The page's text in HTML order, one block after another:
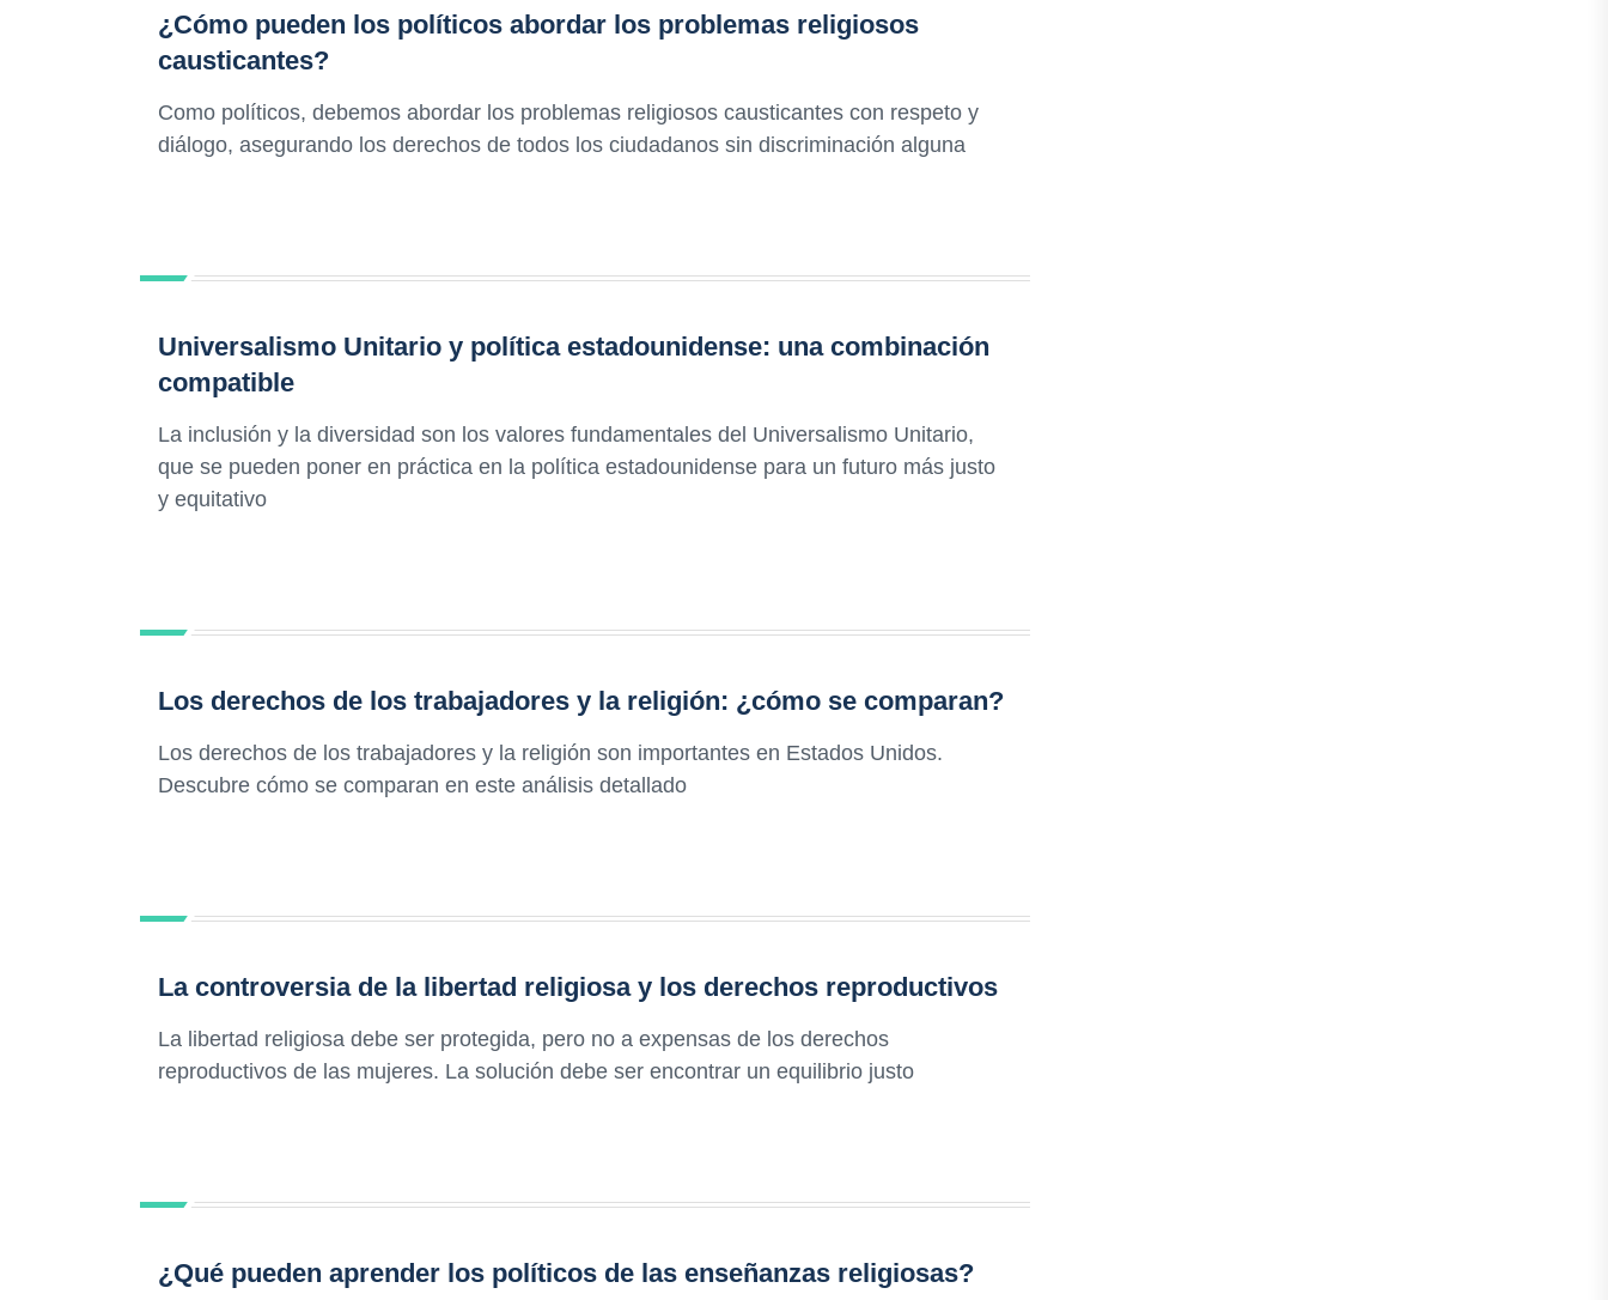
¿Cómo pueden los políticos abordar los problemas religiosos
causticantes?
Como políticos, debemos abordar los problemas religiosos causticantes con respeto y
diálogo, asegurando los derechos de todos los ciudadanos sin discriminación alguna
Universalismo Unitario y política estadounidense: una combinación
compatible
La inclusión y la diversidad son los valores fundamentales del Universalismo Unitario,
que se pueden poner en práctica en la política estadounidense para un futuro más justo
y equitativo
Los derechos de los trabajadores y la religión: ¿cómo se comparan?
Los derechos de los trabajadores y la religión son importantes en Estados Unidos.
Descubre cómo se comparan en este análisis detallado
La controversia de la libertad religiosa y los derechos reproductivos
La libertad religiosa debe ser protegida, pero no a expensas de los derechos
reproductivos de las mujeres. La solución debe ser encontrar un equilibrio justo
¿Qué pueden aprender los políticos de las enseñanzas religiosas?